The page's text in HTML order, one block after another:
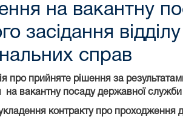
на вакантну
засідання
справ
про прийняте рішення за
вакантну посаду державної служби
контракту про проходження